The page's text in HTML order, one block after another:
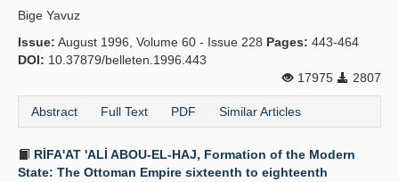
Bige Yavuz
Issue: August 1996, Volume 60 - Issue 228 Pages: 443-464
DOI: 10.37879/belleten.1996.443
17975
2807
Abstract Full Text PDF Similar Articles
RİFA'AT 'ALİ ABOU-EL-HAJ, Formation of the Modern
State: The Ottoman Empire sixteenth to eighteenth